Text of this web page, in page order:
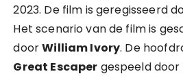
2023. De film is geregisseerd
Het scenario van de film is
doorWilliam Ivory. De
Great Escaper gespeeld door